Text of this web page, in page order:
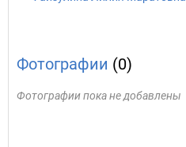
Фотографии (0)
Фотографии пока не добавлены